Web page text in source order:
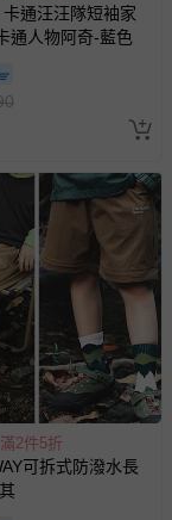
內提出），如為
查詢該筆訂單，
關退貨問題，請
將依序為您處理
貨，而該訂單保
贈品亦需一併退
七天鑑賞期/猶
逾期（例如生鮮
等）。
使用，則酌收整
卡通汪汪隊短袖家
通人物阿奇-藍色
2件5折
可拆式防潑水長